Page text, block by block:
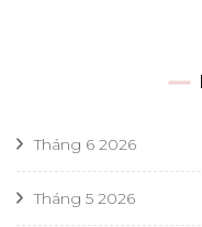
Tháng 6 2026
Tháng 5 2026